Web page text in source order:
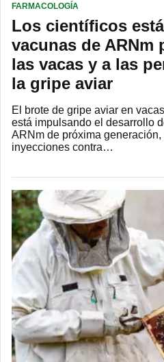
FARMACOLOGÍA
Los científicos
vacunas de ARNm
las vacas y a las
la gripe aviar
El brote de gripe aviar en
está impulsando el desarrollo
ARNm de próxima
inyecciones contra…